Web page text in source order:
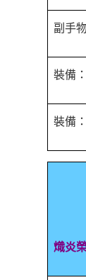
副手
裝備
裝備
熾炎